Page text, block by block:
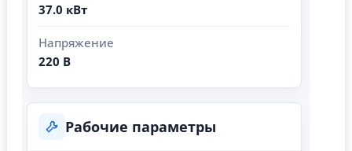
37.0 кВт
Напряжение
220 В
Рабочие параметры